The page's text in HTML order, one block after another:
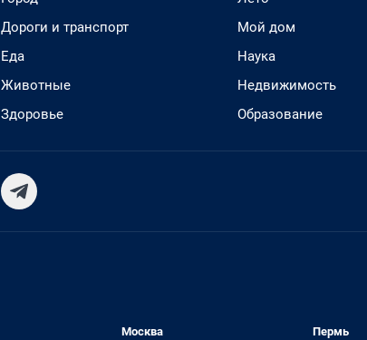
Дороги и транспорт
Еда
Животные
Здоровье
Мой дом
Наука
Недвижимость
Образование
Москва Пермь